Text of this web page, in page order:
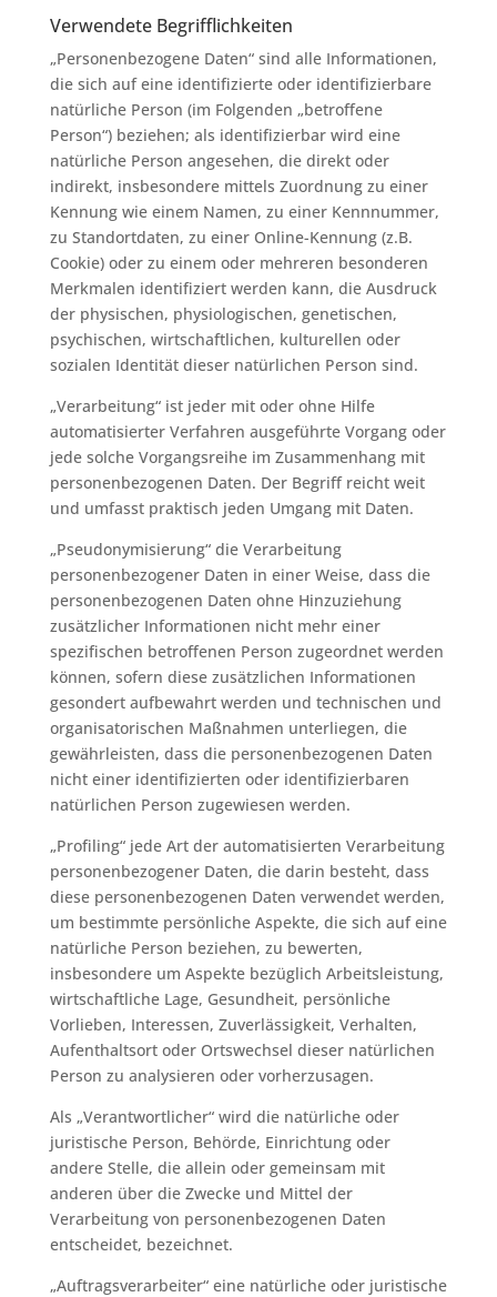
Verwendete Begrifflichkeiten
„Personenbezogene Daten“ sind alle Informationen,
die sich auf eine identifizierte oder identifizierbare
natürliche Person (im Folgenden „betroffene
Person“) beziehen; als identifizierbar wird eine
natürliche Person angesehen, die direkt oder
indirekt, insbesondere mittels Zuordnung zu einer
Kennung wie einem Namen, zu einer Kennnummer,
zu Standortdaten, zu einer Online-Kennung (z.B.
Cookie) oder zu einem oder mehreren besonderen
Merkmalen identifiziert werden kann, die Ausdruck
der physischen, physiologischen, genetischen,
psychischen, wirtschaftlichen, kulturellen oder
sozialen Identität dieser natürlichen Person sind.
„Verarbeitung“ ist jeder mit oder ohne Hilfe
automatisierter Verfahren ausgeführte Vorgang oder
jede solche Vorgangsreihe im Zusammenhang mit
personenbezogenen Daten. Der Begriff reicht weit
und umfasst praktisch jeden Umgang mit Daten.
„Pseudonymisierung“ die Verarbeitung
personenbezogener Daten in einer Weise, dass die
personenbezogenen Daten ohne Hinzuziehung
zusätzlicher Informationen nicht mehr einer
spezifischen betroffenen Person zugeordnet werden
können, sofern diese zusätzlichen Informationen
gesondert aufbewahrt werden und technischen und
organisatorischen Maßnahmen unterliegen, die
gewährleisten, dass die personenbezogenen Daten
nicht einer identifizierten oder identifizierbaren
natürlichen Person zugewiesen werden.
„Profiling“ jede Art der automatisierten Verarbeitung
personenbezogener Daten, die darin besteht, dass
diese personenbezogenen Daten verwendet werden,
um bestimmte persönliche Aspekte, die sich auf eine
natürliche Person beziehen, zu bewerten,
insbesondere um Aspekte bezüglich Arbeitsleistung,
wirtschaftliche Lage, Gesundheit, persönliche
Vorlieben, Interessen, Zuverlässigkeit, Verhalten,
Aufenthaltsort oder Ortswechsel dieser natürlichen
Person zu analysieren oder vorherzusagen.
Als „Verantwortlicher“ wird die natürliche oder
juristische Person, Behörde, Einrichtung oder
andere Stelle, die allein oder gemeinsam mit
anderen über die Zwecke und Mittel der
Verarbeitung von personenbezogenen Daten
entscheidet, bezeichnet.
„Auftragsverarbeiter“ eine natürliche oder juristische